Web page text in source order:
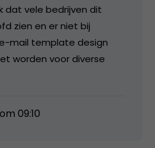
dat vele bedrijven dit
zien en er niet bij
mail template design
worden voor diverse
09:10